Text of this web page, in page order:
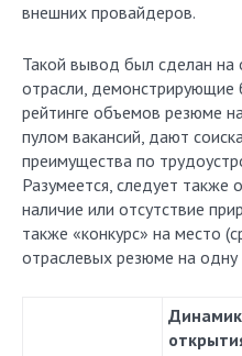
внешних провайдеров.
Такой вывод был сделан на
отрасли, демонстрирующие
рейтинге объемов резюме
пулом вакансий, дают
преимущества по
Разумеется, следует также
наличие или отсутствие
также «конкурс» на место
отраслевых резюме на